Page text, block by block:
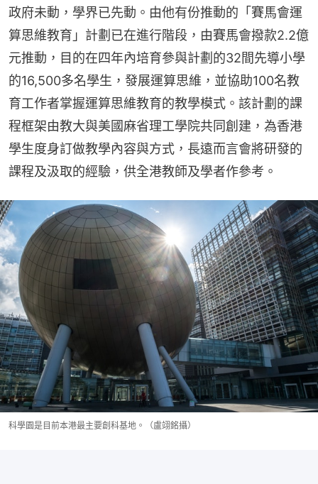
政府未動，學界已先動。由他有份推動的「賽馬會運
算思維教育」計劃已在進行階段，由賽馬會撥款2.2億
元推動，目的在四年內培育參與計劃的32間先導小學
的16,500多名學生，發展運算思維，並協助100名教
育工作者掌握運算思維教育的教學模式。該計劃的課
程框架由教大與美國麻省理工學院共同創建，為香港
學生度身訂做教學內容與方式，長遠而言會將研發的
課程及汲取的經驗，供全港教師及學者作參考。
科學園是目前本港最主要創科基地。（盧翊銘攝）